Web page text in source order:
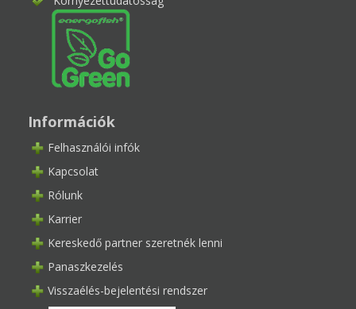
Információk
Felhasználói infók
Kapcsolat
Rólunk
Karrier
Kereskedő partner szeretnék lenni
Panaszkezelés
Visszaélés-bejelentési rendszer